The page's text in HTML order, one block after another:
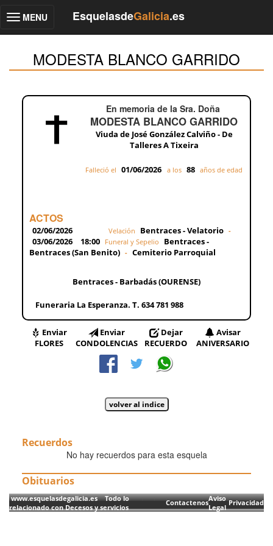
Toggle
MENU EsquelasdeGalicia.es
MODESTA BLANCO GARRIDO
En memoria de la Sra. Doña
MODESTA BLANCO GARRIDO
Viuda de José González Calviño - De
Talleres A Tixeira
Falleció el 01/06/2026 a los 88 años de edad
ACTOS
02/06/2026 Velación Bentraces - Velatorio -
03/06/2026 18:00 Funeral y Sepelio
Bentraces -
Bentraces (San Benito) - Cemiterio Parroquial
Bentraces - Barbadás (OURENSE)
Funeraria La Esperanza. T. 634 781 988
Enviar
FLORES
Enviar
CONDOLENCIAS
Dejar
RECUERDO
Avisar
ANIVERSARIO
Recuerdos
No hay recuerdos para esta esquela
Obituarios
www.esquelasdegalicia.es Todo lo
relacionado con Decesos y servicios
ContactenosAviso
Legal
Privacidad